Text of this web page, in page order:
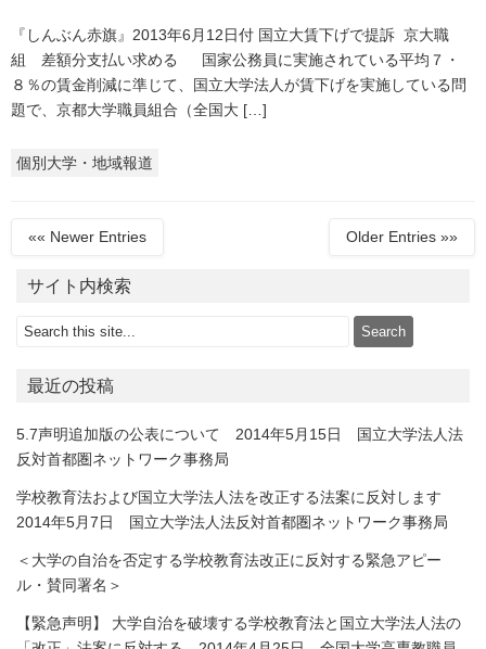
『しんぶん赤旗』2013年6月12日付 国立大賃下げで提訴 京大職
組 差額分支払い求める 国家公務員に実施されている平均７・
８％の賃金削減に準じて、国立大学法人が賃下げを実施している問
題で、京都大学職員組合（全国大 […]
個別大学・地域報道
«« Newer Entries Older Entries »»
サイト内検索
最近の投稿
5.7声明追加版の公表について 2014年5月15日 国立大学法人法
反対首都圏ネットワーク事務局
学校教育法および国立大学法人法を改正する法案に反対します
2014年5月7日 国立大学法人法反対首都圏ネットワーク事務局
＜大学の自治を否定する学校教育法改正に反対する緊急アピー
ル・賛同署名＞
【緊急声明】 大学自治を破壊する学校教育法と国立大学法人法の